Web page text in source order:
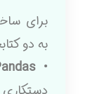
برای
به دو
•